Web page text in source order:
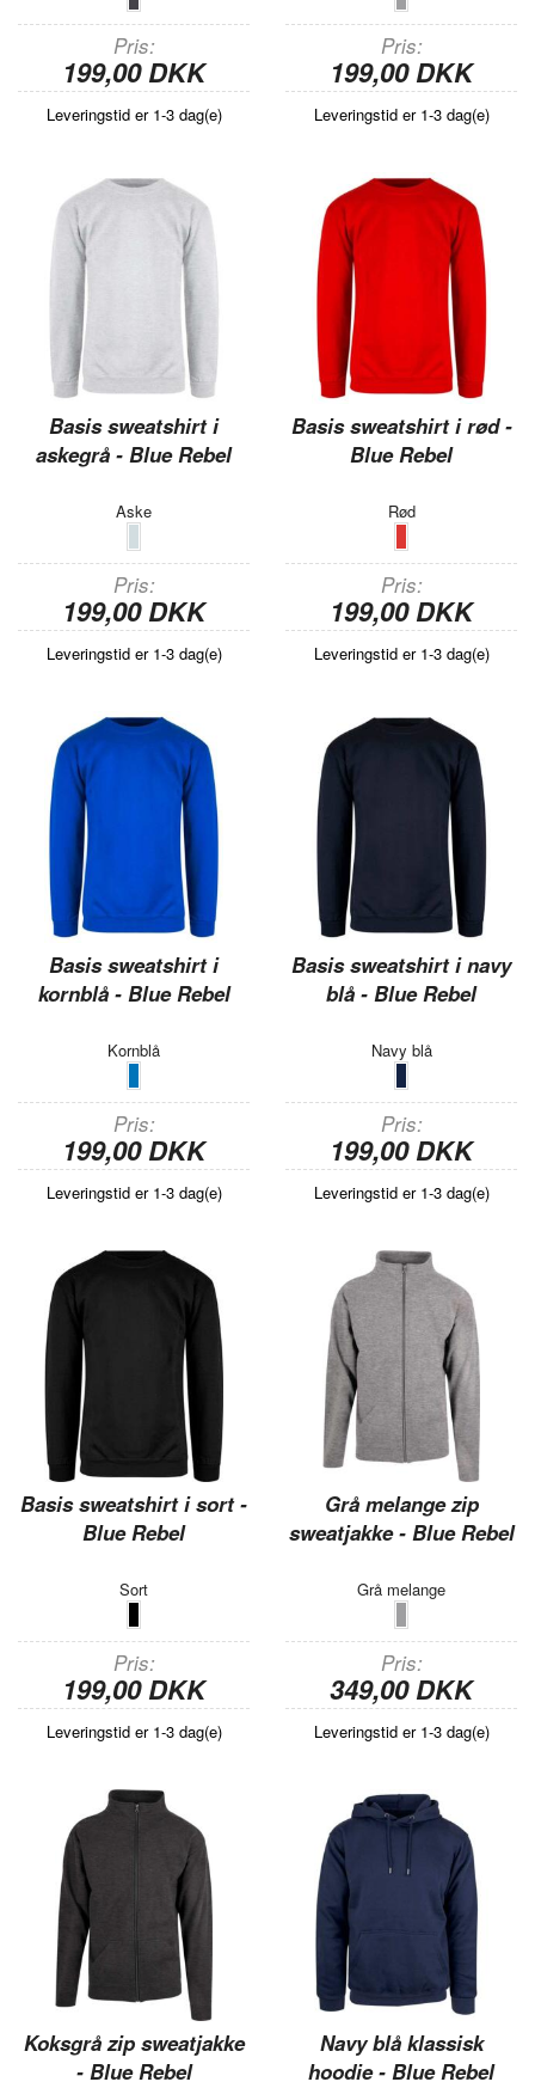
Pris
199,00 DKK
Leveringstid er 1-3 dag(e)
Pris
199,00 DKK
Leveringstid er 1-3 dag(e)
Basis sweatshirt i
askegrå - Blue Rebel
Aske
Pris
199,00 DKK
Leveringstid er 1-3 dag(e)
Basis sweatshirt i rød -
Blue Rebel
Rød
Pris
199,00 DKK
Leveringstid er 1-3 dag(e)
Basis sweatshirt i
kornblå - Blue Rebel
Kornblå
Pris
199,00 DKK
Leveringstid er 1-3 dag(e)
Basis sweatshirt i navy
blå - Blue Rebel
Navy blå
Pris
199,00 DKK
Leveringstid er 1-3 dag(e)
Basis sweatshirt i sort -
Blue Rebel
Sort
Pris
199,00 DKK
Leveringstid er 1-3 dag(e)
Grå melange zip
sweatjakke - Blue Rebel
Grå melange
Pris
349,00 DKK
Leveringstid er 1-3 dag(e)
Koksgrå zip sweatjakke
- Blue Rebel
Navy blå klassisk
hoodie - Blue Rebel